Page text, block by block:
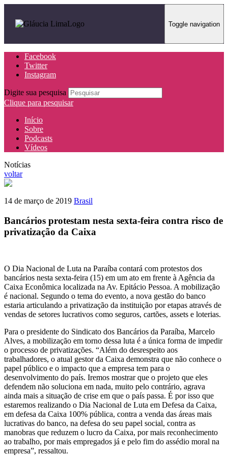
Toggle navigation
Facebook
Twitter
Instagram
Digite sua pesquisa
Clique para pesquisar
Início
Sobre
Podcasts
Vídeos
Notícias
voltar
14 de março de 2019 Brasil
Bancários protestam nesta sexta-feira contra risco de
privatização da Caixa
O Dia Nacional de Luta na Paraíba contará com protestos dos
bancários nesta sexta-feira (15) em um ato em frente à Agência da
Caixa Econômica localizada na Av. Epitácio Pessoa. A mobilização
é nacional. Segundo o tema do evento, a nova gestão do banco
estaria articulando a privatização da instituição por etapas através de
vendas de setores lucrativos como seguros, cartões, assets e loterias.
Para o presidente do Sindicato dos Bancários da Paraíba, Marcelo
Alves, a mobilização em torno dessa luta é a única forma de impedir
o processo de privatizações. “Além do desrespeito aos
trabalhadores, o atual gestor da Caixa demonstra que não conhece o
papel público e o impacto que a empresa tem para o
desenvolvimento do país. Iremos mostrar que o projeto que eles
defendem não soluciona em nada, muito pelo contrário, agrava
ainda mais a situação de crise em que o país passa. É por isso que
estaremos realizando o Dia Nacional de Luta em Defesa da Caixa,
em defesa da Caixa 100% pública, contra a venda das áreas mais
lucrativas do banco, na defesa do seu papel social, contra as
manobras que reduzem o lucro da Caixa, por mais reconhecimento
ao trabalho, por mais empregados já e pelo fim do assédio moral na
empresa”, ressaltou.